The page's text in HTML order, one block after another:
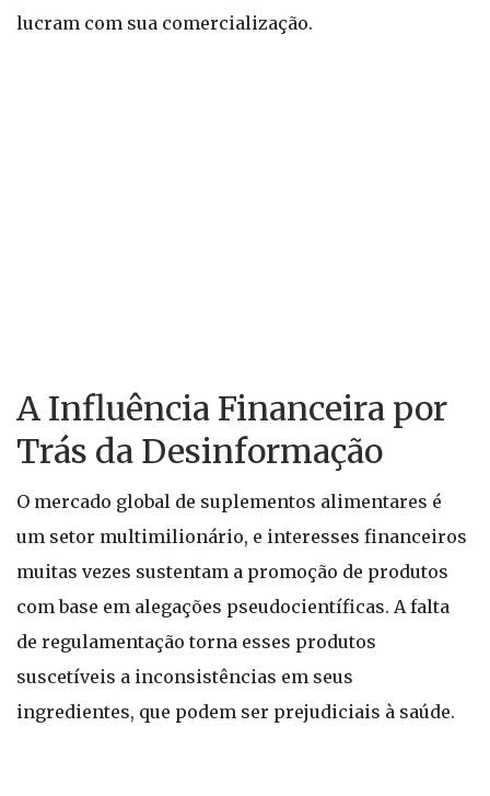
lucram com sua comercialização.
A Influência Financeira por
Trás da Desinformação
O mercado global de suplementos alimentares é
um setor multimilionário, e interesses financeiros
muitas vezes sustentam a promoção de produtos
com base em alegações pseudocientíficas. A falta
de regulamentação torna esses produtos
suscetíveis a inconsistências em seus
ingredientes, que podem ser prejudiciais à saúde.